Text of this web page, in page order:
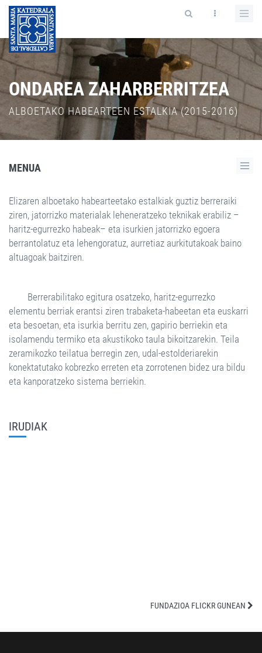
ONDAREA ZAHARBERRITZEA
ALBOETAKO HABEARTEEN ESTALKIA (2015-2016)
MENUA
Elizaren alboetako habearteetako estalkiak guztiz berreraiki
ziren, jatorrizko materialak leheneratzeko teknikak erabiliz –
haritz-egurrezko habeak– eta isurkien jatorrizko egoera
berrantolatuz eta lehengoratuz, aurretiaz aurkitutakoak baino
altuagoak baitziren.
Berrerabilitako egitura osatzeko, haritz-egurrezko
elementu berriak erantsi ziren trabaketa-habeetan eta euskarri
eta besoetan, eta isurkia berritu zen, gapirio berriekin eta
isolamendu termiko eta akustikoko taula bikoitzarekin. Teila
zeramikozko teilatua berregin zen, udal-estolderiarekin
konektatutako kobrezko erreten eta zorrotenen bidez ura bildu
eta kanporatzeko sistema berriekin.
IRUDIAK
FUNDAZIOA FLICKR GUNEAN